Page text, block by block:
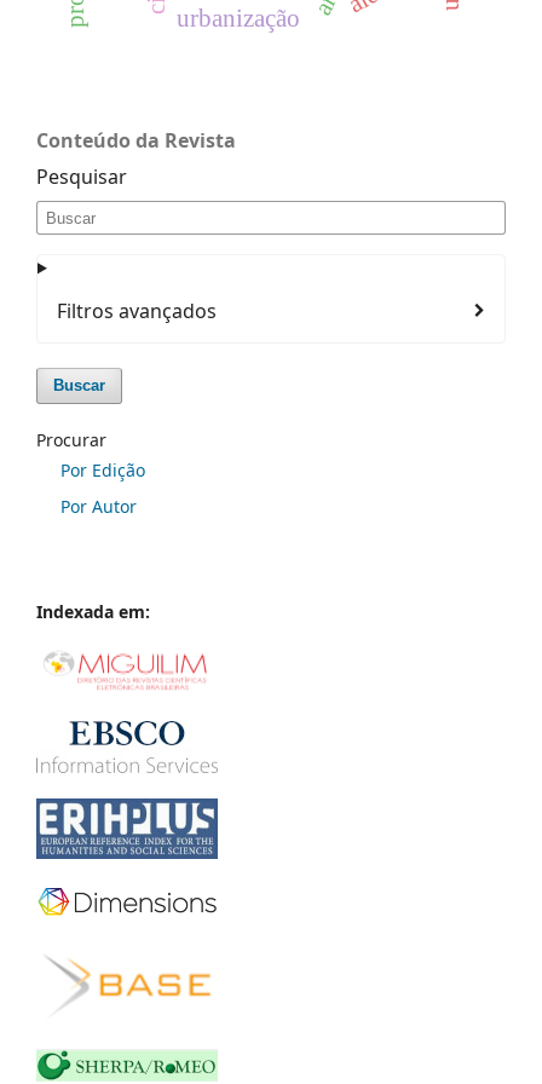
urbanização
Conteúdo da Revista
Pesquisar
Filtros avançados
Buscar
Procurar
Por Edição
Por Autor
Indexada em: